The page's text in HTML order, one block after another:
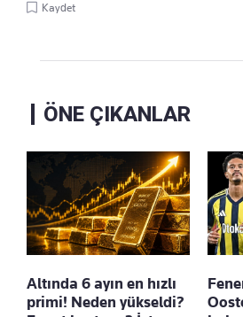
Kaydet
ÖNE ÇIKANLAR
Altında 6 ayın en hızlı
primi! Neden yükseldi?